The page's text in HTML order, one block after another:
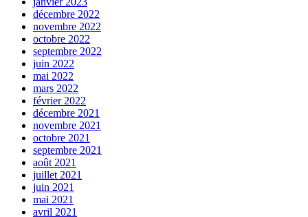
décembre 2022
novembre 2022
octobre 2022
septembre 2022
juin 2022
mai 2022
mars 2022
février 2022
décembre 2021
novembre 2021
octobre 2021
septembre 2021
août 2021
juillet 2021
juin 2021
mai 2021
avril 2021